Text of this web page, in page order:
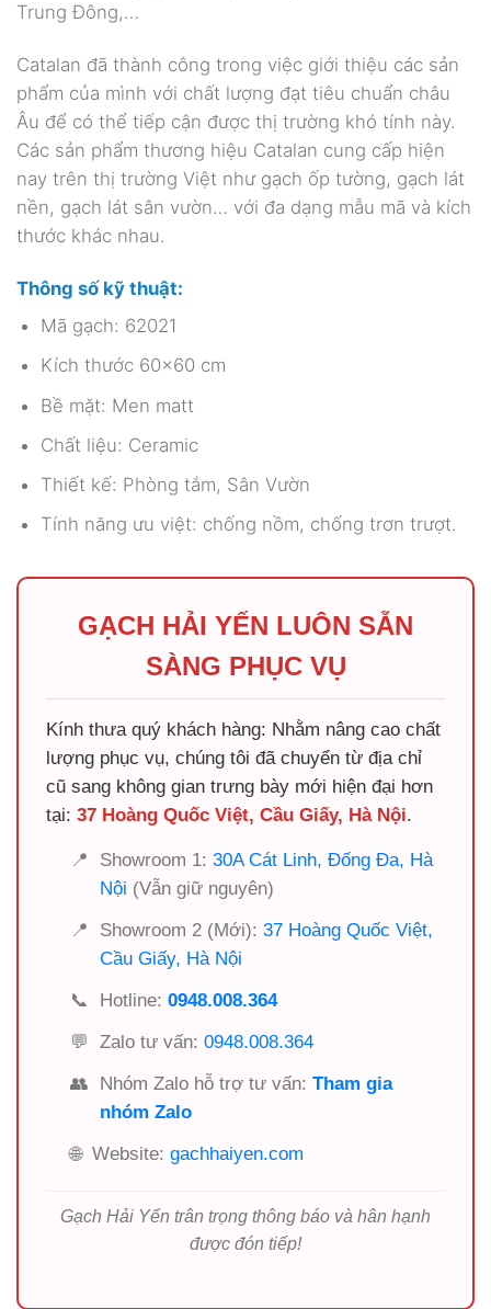
Trung Đông,…
Catalan đã thành công trong việc giới thiệu các sản
phẩm của mình với chất lượng đạt tiêu chuẩn châu
Âu để có thể tiếp cận được thị trường khó tính này.
Các sản phẩm thương hiệu Catalan cung cấp hiện
nay trên thị trường Việt như gạch ốp tường, gạch lát
nền, gạch lát sân vườn… với đa dạng mẫu mã và kích
thước khác nhau.
Thông số kỹ thuật:
Mã gạch: 62021
Kích thước 60×60 cm
Bề mặt: Men matt
Chất liệu: Ceramic
Thiết kế: Phòng tắm, Sân Vườn
Tính năng ưu việt: chống nồm, chống trơn trượt.
GẠCH HẢI YẾN LUÔN SẴN
SÀNG PHỤC VỤ
Kính thưa quý khách hàng: Nhằm nâng cao chất
lượng phục vụ, chúng tôi đã chuyển từ địa chỉ
cũ sang không gian trưng bày mới hiện đại hơn
tại: 37 Hoàng Quốc Việt, Cầu Giấy, Hà Nội.
📍 Showroom 1: 30A Cát Linh, Đống Đa, Hà
Nội (Vẫn giữ nguyên)
📍
Showroom 2 (Mới): 37 Hoàng Quốc Việt,
Cầu Giấy, Hà Nội
📞
Hotline: 0948.008.364
💬
Zalo tư vấn: 0948.008.364
👥
Nhóm Zalo hỗ trợ tư vấn: Tham gia
nhóm Zalo
🌐 Website: gachhaiyen.com
Gạch Hải Yến trân trọng thông báo và hân hạnh
được đón tiếp!